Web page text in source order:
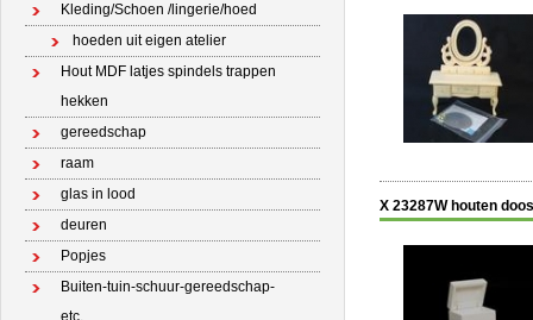
Kleding/Schoen /lingerie/hoed
hoeden uit eigen atelier
Hout MDF latjes spindels trappen
hekken
gereedschap
raam
glas in lood
deuren
Popjes
Buiten-tuin-schuur-gereedschap-
etc.
X 23287W houten